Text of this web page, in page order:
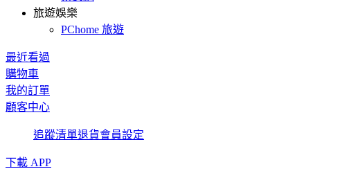
旅遊娛樂
PChome 旅遊
最近看過
購物車
我的訂單
顧客中心
追蹤清單退貨會員設定
下載 APP